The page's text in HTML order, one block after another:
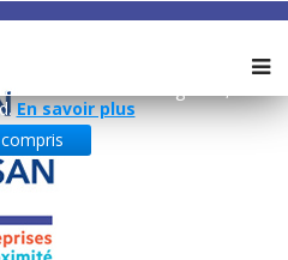
utilise des cookies
similaires.
de votre navigateur, vous
En savoir plus
compris